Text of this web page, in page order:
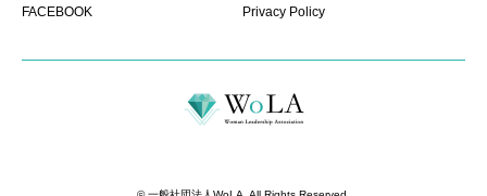
FACEBOOK
Privacy Policy